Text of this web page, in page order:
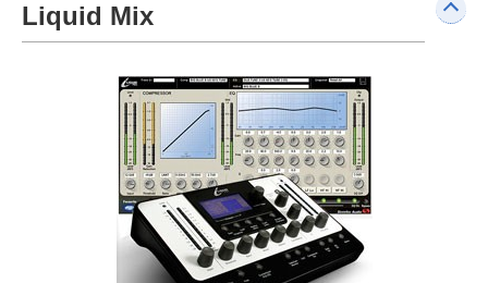
Liquid Mix